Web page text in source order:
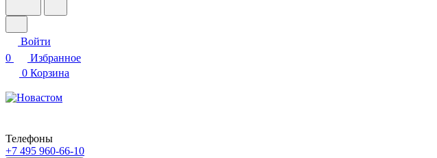
Войти
0
Избранное
0 Корзина
Телефоны
+7 495 960-66-10